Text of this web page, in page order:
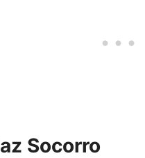
Socorro